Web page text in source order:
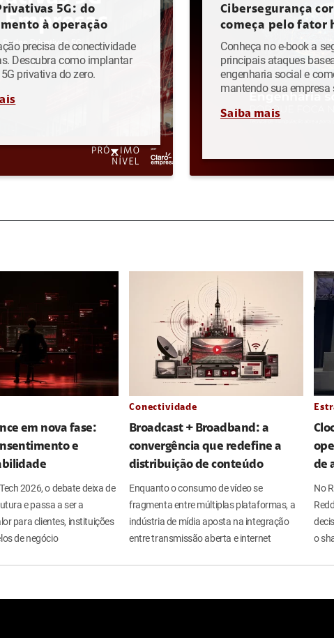
5G: do
à operação
precisa de conectividade
Descubra como implantar
privativa do zero.
Cibersegurança
começa pelo fator
Conheça no e-book a
principais ataques
engenharia social e
mantendo sua empresa
Saiba mais
em nova fase:
e
2026, o debate deixa de
e passa a ser a
para clientes, instituições
de negócio
Conectividade
Broadcast + Broadband: a
convergência que redefine a
distribuição de conteúdo
Enquanto o consumo de vídeo se
fragmenta entre múltiplas plataformas, a
indústria de mídia aposta na integração
entre transmissão aberta e internet
de
No
o